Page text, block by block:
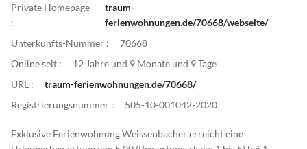
Private Homepage
:
traum-
ferienwohnungen.de/70668/webseite/
Unterkunfts-Nummer :
70668
Online seit :
12 Jahre und 9 Monate und 9 Tage
URL :
traum-ferienwohnungen.de/70668/
Registrierungsnummer :
505-10-001042-2020
Exklusive Ferienwohnung Weissenbacher erreicht eine